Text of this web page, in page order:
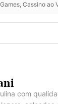
Cassino ao
com